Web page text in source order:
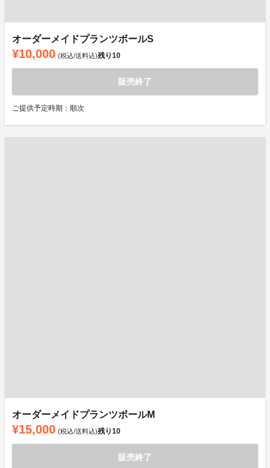
オーダーメイドプランツボールS
¥10,000 (税込/送料込)残り10
販売終了
ご提供予定時期：順次
オーダーメイドプランツボールM
¥15,000 (税込/送料込)残り10
販売終了